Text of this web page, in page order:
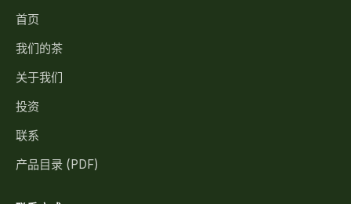
首页
我们的茶
关于我们
投资
联系
产品目录 (PDF)